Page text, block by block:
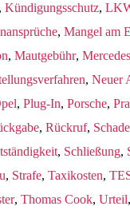
, Kündigungsschutz,
, Mangel am
, Mautgebühr, Mercedes
, Neuer
, Plug-In, Porsche,
, Rückruf,
, Schließung,
, Strafe, Taxikosten,
, Thomas Cook, Urteil,